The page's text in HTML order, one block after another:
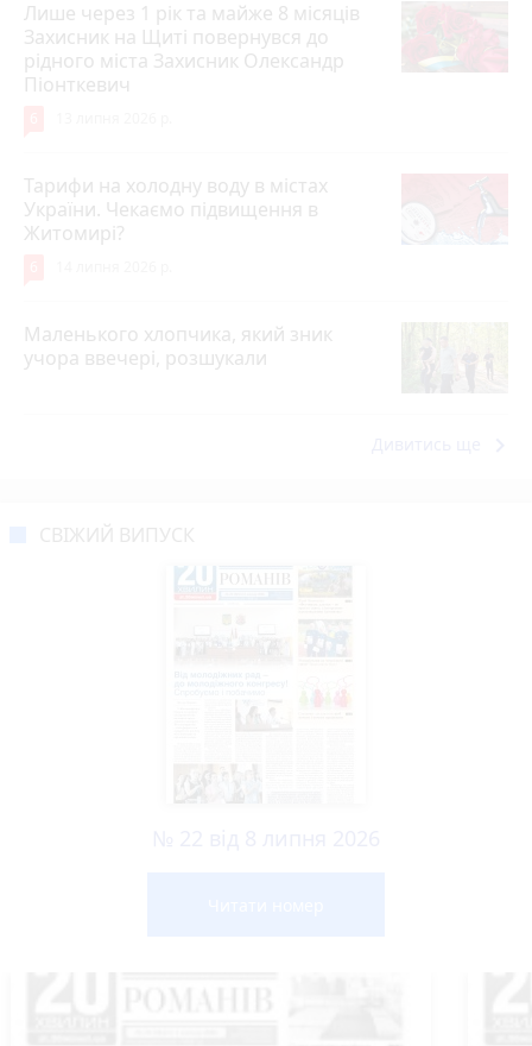
Лише через 1 рік та майже 8 місяців
Захисник на Щиті повернувся до
рідного міста Захисник Олександр
Піонткевич
Тарифи на холодну воду в містах
України. Чекаємо підвищення в
Житомирі?
Маленького хлопчика, який зник
учора ввечері, розшукали